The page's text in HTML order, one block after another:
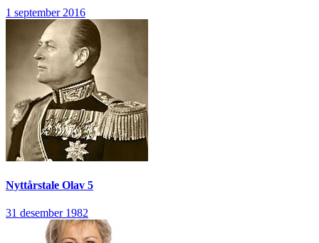
1 september 2016
Nyttårstale Olav 5
31 desember 1982